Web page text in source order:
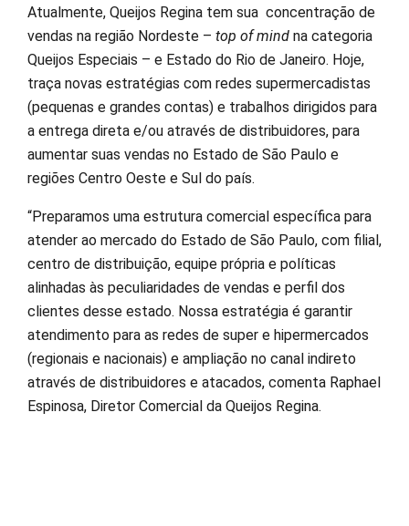
Atualmente, Queijos Regina tem sua concentração de
vendas na região Nordeste – top of mind na categoria
Queijos Especiais – e Estado do Rio de Janeiro. Hoje,
traça novas estratégias com redes supermercadistas
(pequenas e grandes contas) e trabalhos dirigidos para
a entrega direta e/ou através de distribuidores, para
aumentar suas vendas no Estado de São Paulo e
regiões Centro Oeste e Sul do país.
“Preparamos uma estrutura comercial específica para
atender ao mercado do Estado de São Paulo, com filial,
centro de distribuição, equipe própria e políticas
alinhadas às peculiaridades de vendas e perfil dos
clientes desse estado. Nossa estratégia é garantir
atendimento para as redes de super e hipermercados
(regionais e nacionais) e ampliação no canal indireto
através de distribuidores e atacados, comenta Raphael
Espinosa, Diretor Comercial da Queijos Regina.